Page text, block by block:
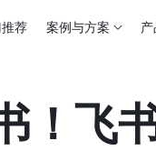
荐 案例与方案
！飞